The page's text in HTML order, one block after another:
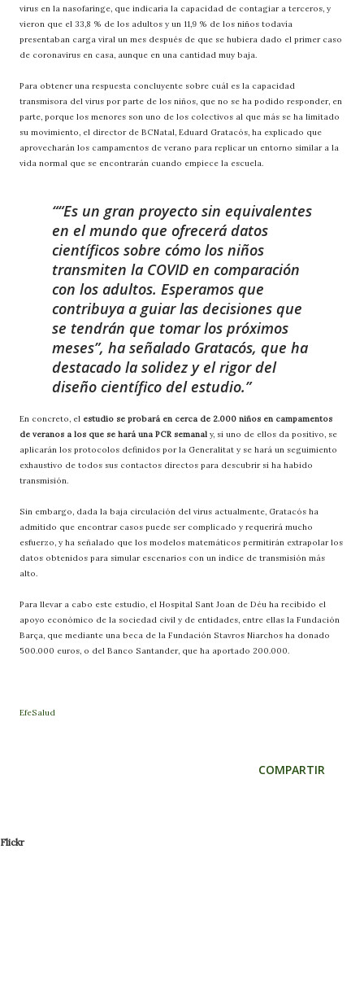
virus en la nasofaringe, que indicaría la capacidad de contagiar a terceros, y
vieron que el 33,8 % de los adultos y un 11,9 % de los niños todavía
presentaban carga viral un mes después de que se hubiera dado el primer caso
de coronavirus en casa, aunque en una cantidad muy baja.
Para obtener una respuesta concluyente sobre cuál es la capacidad
transmisora del virus por parte de los niños, que no se ha podido responder, en
parte, porque los menores son uno de los colectivos al que más se ha limitado
su movimiento, el director de BCNatal, Eduard Gratacós, ha explicado que
aprovecharán los campamentos de verano para replicar un entorno similar a la
vida normal que se encontrarán cuando empiece la escuela.
“Es un gran proyecto sin equivalentes
en el mundo que ofrecerá datos
científicos sobre cómo los niños
transmiten la COVID en comparación
con los adultos. Esperamos que
contribuya a guiar las decisiones que
se tendrán que tomar los próximos
meses”, ha señalado Gratacós, que ha
destacado la solidez y el rigor del
diseño científico del estudio.
En concreto, el estudio se probará en cerca de 2.000 niños en campamentos
de veranos a los que se hará una PCR semanal y, si uno de ellos da positivo, se
aplicarán los protocolos definidos por la Generalitat y se hará un seguimiento
exhaustivo de todos sus contactos directos para descubrir si ha habido
transmisión.
Sin embargo, dada la baja circulación del virus actualmente, Gratacós ha
admitido que encontrar casos puede ser complicado y requerirá mucho
esfuerzo, y ha señalado que los modelos matemáticos permitirán extrapolar los
datos obtenidos para simular escenarios con un índice de transmisión más
alto.
Para llevar a cabo este estudio, el Hospital Sant Joan de Déu ha recibido el
apoyo económico de la sociedad civil y de entidades, entre ellas la Fundación
Barça, que mediante una beca de la Fundación Stavros Niarchos ha donado
500.000 euros, o del Banco Santander, que ha aportado 200.000.
EfeSalud
COMPARTIR
Flickr